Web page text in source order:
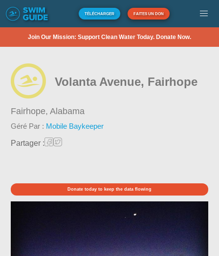
TÉLÉCHARGER FAITES UN DON
Join Our Mission: Support Clean Water Today. Donate Now.
Volanta Avenue, Fairhope
Fairhope,Alabama
Géré Par : Mobile Baykeeper
Partager :
Donate today to keep the data flowing